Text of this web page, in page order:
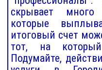
скрывает
которые
итоговый счет
тот, на
Подумайте,